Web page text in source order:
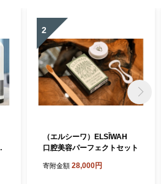
2
（エルシーワ）ELSĪWAH
口腔美容パーフェクトセット
寄附金額 28,000円